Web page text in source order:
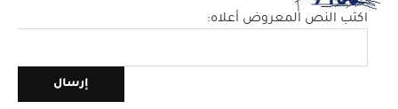
اكتب النص المعروض أعلاه: